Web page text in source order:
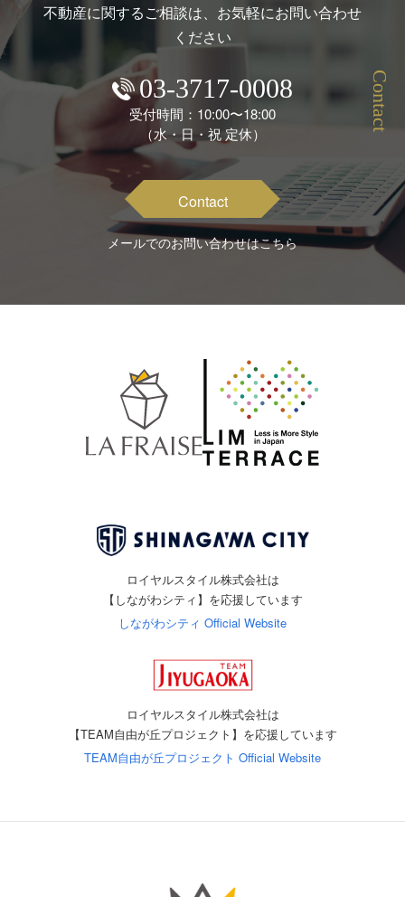
Contact
不動産に関するご相談は、お気軽にお問い合わせ
ください
03-3717-0008
受付時間：10:00〜18:00
（水・日・祝 定休）
Contact
メールでのお問い合わせはこちら
ロイヤルスタイル株式会社は
【しながわシティ】を応援しています
しながわシティ Official Website
ロイヤルスタイル株式会社は
【TEAM自由が丘プロジェクト】を応援しています
TEAM自由が丘プロジェクト Official Website